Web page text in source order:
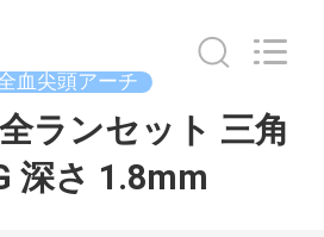
血尖頭アーチ
ランセット 三角
深さ 1.8mm